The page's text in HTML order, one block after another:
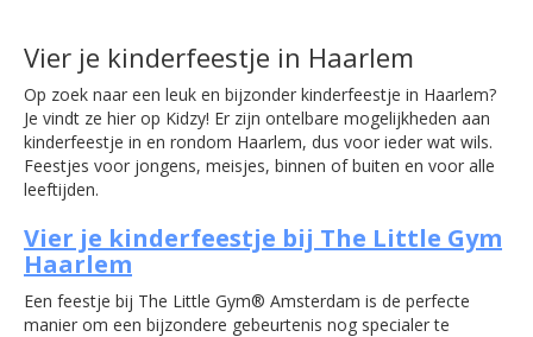
Vier je kinderfeestje in Haarlem
Op zoek naar een leuk en bijzonder kinderfeestje in Haarlem?
Je vindt ze hier op Kidzy! Er zijn ontelbare mogelijkheden aan
kinderfeestje in en rondom Haarlem, dus voor ieder wat wils.
Feestjes voor jongens, meisjes, binnen of buiten en voor alle
leeftijden.
Vier je kinderfeestje bij The Little Gym
Haarlem
Een feestje bij The Little Gym® Amsterdam is de perfecte
manier om een bijzondere gebeurtenis nog specialer te